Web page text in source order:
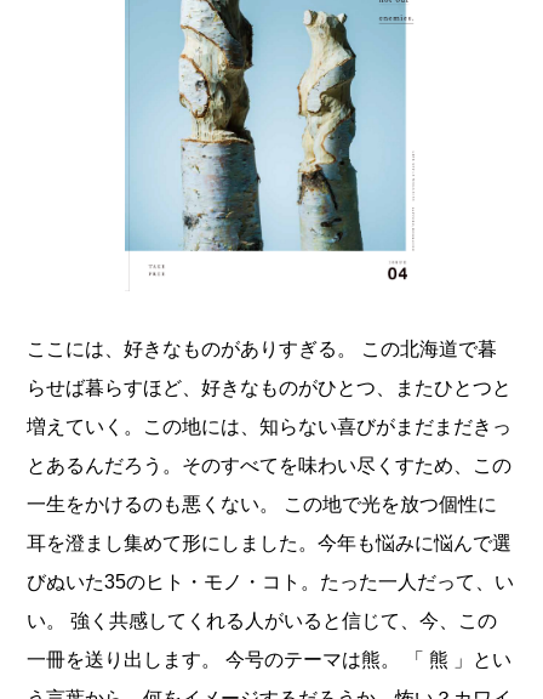
ここには、好きなものがありすぎる。 この北海道で暮
らせば暮らすほど、好きなものがひとつ、またひとつと
増えていく。この地には、知らない喜びがまだまだきっ
とあるんだろう。そのすべてを味わい尽くすため、この
一生をかけるのも悪くない。 この地で光を放つ個性に
耳を澄まし集めて形にしました。今年も悩みに悩んで選
びぬいた35のヒト・モノ・コト。たった一人だって、い
い。 強く共感してくれる人がいると信じて、今、この
一冊を送り出します。 今号のテーマは熊。 「 熊 」とい